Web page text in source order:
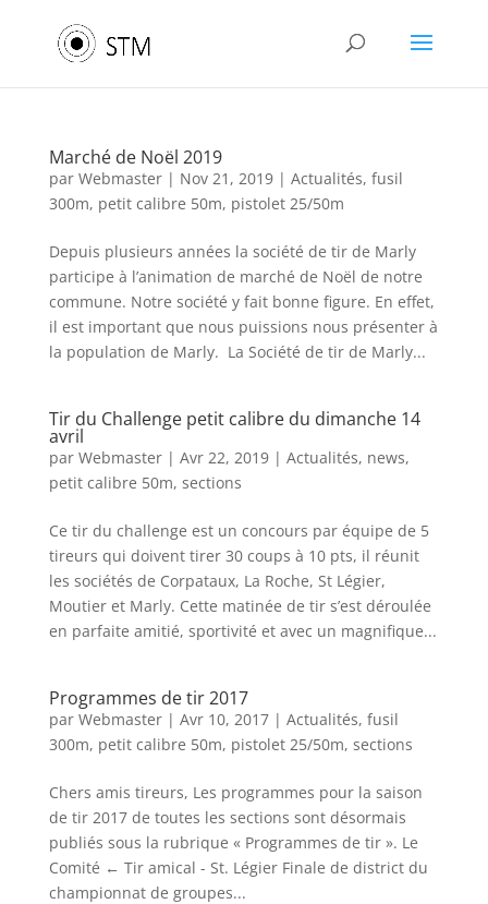
Marché de Noël 2019
par Webmaster| Nov 21, 2019| Actualités, fusil
300m, petit calibre 50m, pistolet 25/50m
Depuis plusieurs années la société de tir de Marly
participe à l’animation de marché de Noël de notre
commune. Notre société y fait bonne figure. En effet,
il est important que nous puissions nous présenter à
la population de Marly. La Société de tir de Marly...
Tir du Challenge petit calibre du dimanche 14
avril
par Webmaster| Avr 22, 2019| Actualités, news,
petit calibre 50m, sections
Ce tir du challenge est un concours par équipe de 5
tireurs qui doivent tirer 30 coups à 10 pts, il réunit
les sociétés de Corpataux, La Roche, St Légier,
Moutier et Marly. Cette matinée de tir s’est déroulée
en parfaite amitié, sportivité et avec un magnifique...
Programmes de tir 2017
par Webmaster| Avr 10, 2017| Actualités, fusil
300m, petit calibre 50m, pistolet 25/50m, sections
Chers amis tireurs, Les programmes pour la saison
de tir 2017 de toutes les sections sont désormais
publiés sous la rubrique « Programmes de tir ». Le
Comité ← Tir amical - St. Légier Finale de district du
championnat de groupes...